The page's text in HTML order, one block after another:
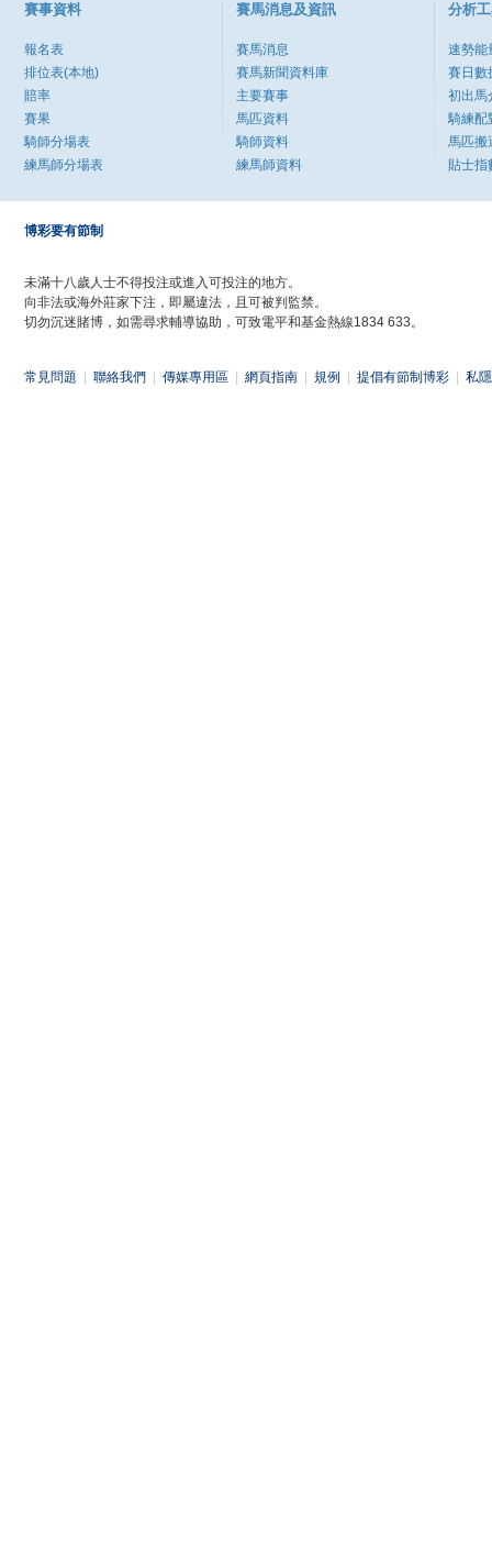
賽事資料
報名表
排位表(本地)
賠率
賽果
騎師分場表
練馬師分場表
賽馬消息及資訊
賽馬消息
賽馬新聞資料庫
主要賽事
馬匹資料
騎師資料
練馬師資料
分析
速勢能
賽日數
初出馬
騎練配
馬匹搬
貼士指
博彩要有節制
未滿十八歲人士不得投注或進入可投注的地方。
向非法或海外莊家下注，即屬違法，且可被判監禁。
切勿沉迷賭博，如需尋求輔導協助，可致電平和基金熱線1834 633。
常見問題 聯絡我們 傳媒專用區 網頁指南 規例 提倡有節制博彩 私